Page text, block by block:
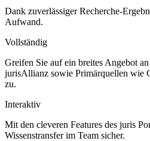
Dank zuverlässiger Recherche-
Aufwand.
Vollständig
Greifen Sie auf ein breites Angebot
jurisAllianz sowie Primärquellen wie
zu.
Interaktiv
Mit den cleveren Features des juris
Wissenstransfer im Team sicher.